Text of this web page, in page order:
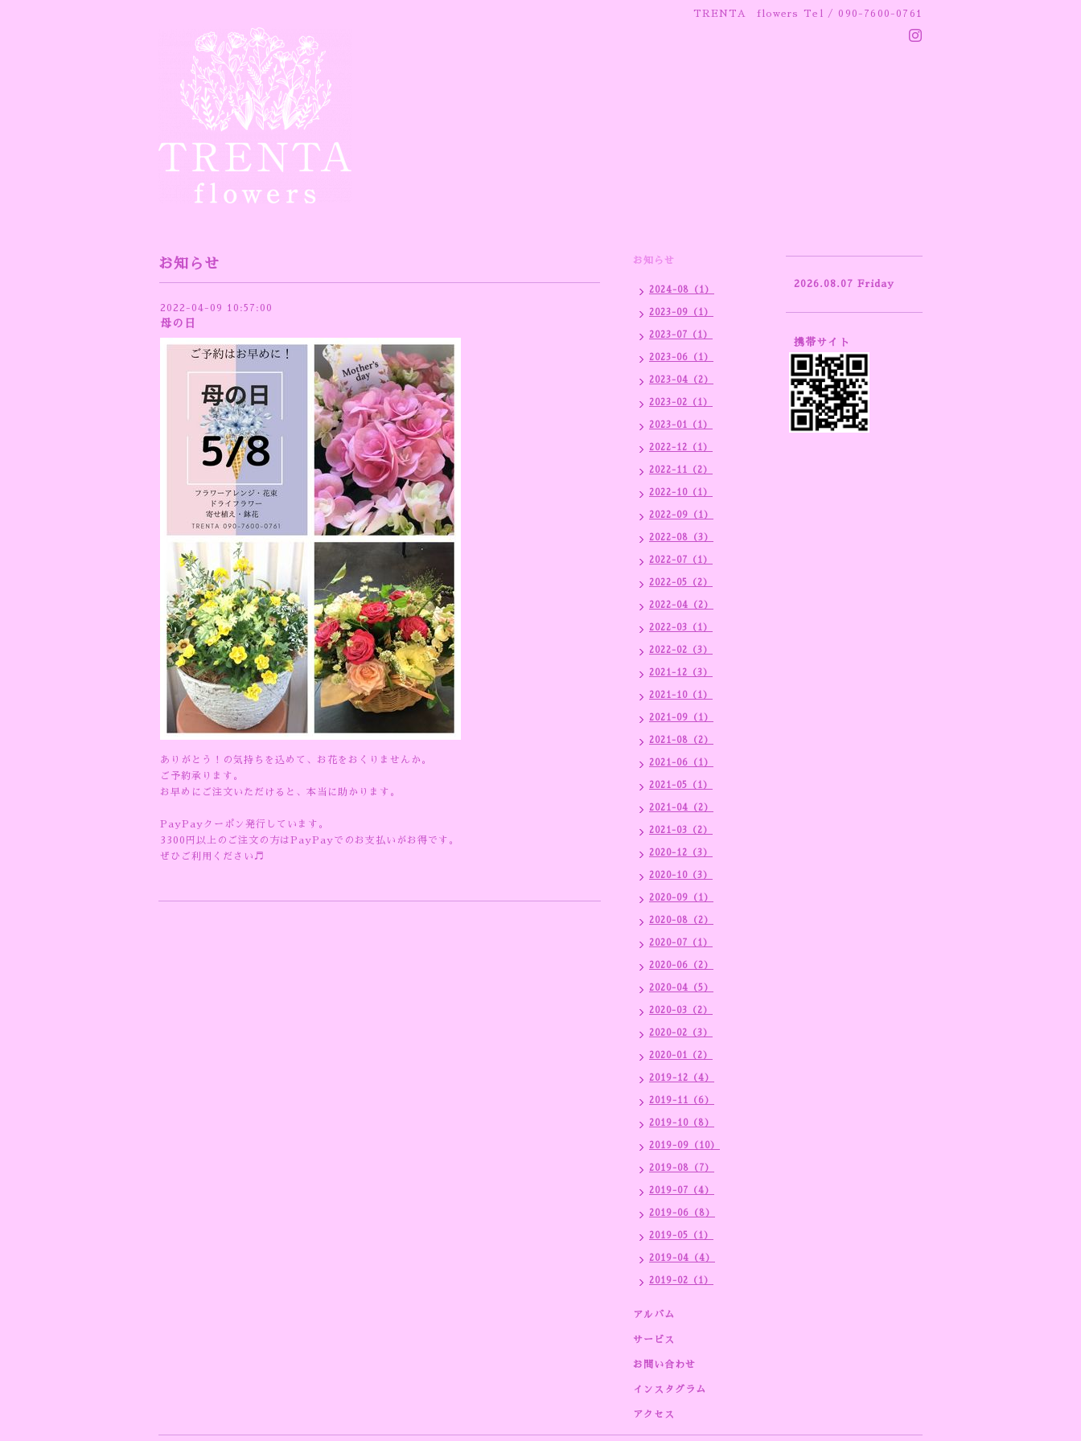
TRENTA flowers Tel / 090-7600-0761
お知らせ
2022-04-09 10:57:00
母の日
ありがとう！の気持ちを込めて、お花をおくりませんか。
ご予約承ります。
お早めにご注文いただけると、本当に助かります。
PayPayクーポン発行しています。
3300円以上のご注文の方はPayPayでのお支払いがお得です。
ぜひご利用ください♬
お知らせ
2024-08（1）
2023-09（1）
2023-07（1）
2023-06（1）
2023-04（2）
2023-02（1）
2023-01（1）
2022-12（1）
2022-11（2）
2022-10（1）
2022-09（1）
2022-08（3）
2022-07（1）
2022-05（2）
2022-04（2）
2022-03（1）
2022-02（3）
2021-12（3）
2021-10（1）
2021-09（1）
2021-08（2）
2021-06（1）
2021-05（1）
2021-04（2）
2021-03（2）
2020-12（3）
2020-10（3）
2020-09（1）
2020-08（2）
2020-07（1）
2020-06（2）
2020-04（5）
2020-03（2）
2020-02（3）
2020-01（2）
2019-12（4）
2019-11（6）
2019-10（8）
2019-09（10）
2019-08（7）
2019-07（4）
2019-06（8）
2019-05（1）
2019-04（4）
2019-02（1）
アルバム
サービス
お問い合わせ
インスタグラム
アクセス
2026.08.07 Friday
携帯サイト